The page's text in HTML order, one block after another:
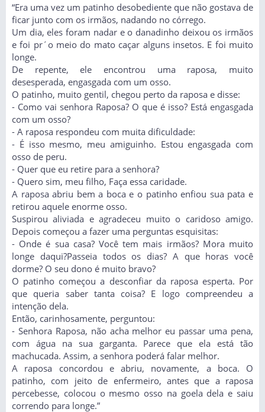
“Era uma vez um patinho desobediente que não gostava de
ficar junto com os irmãos, nadando no córrego.
Um dia, eles foram nadar e o danadinho deixou os irmãos
e foi pr´o meio do mato caçar alguns insetos. E foi muito
longe.
De repente, ele encontrou uma raposa, muito
desesperada, engasgada com um osso.
O patinho, muito gentil, chegou perto da raposa e disse:
- Como vai senhora Raposa? O que é isso? Está engasgada
com um osso?
- A raposa respondeu com muita dificuldade:
- É isso mesmo, meu amiguinho. Estou engasgada com
osso de peru.
- Quer que eu retire para a senhora?
- Quero sim, meu filho, Faça essa caridade.
A raposa abriu bem a boca e o patinho enfiou sua pata e
retirou aquele enorme osso.
Suspirou aliviada e agradeceu muito o caridoso amigo.
Depois começou a fazer uma perguntas esquisitas:
- Onde é sua casa? Você tem mais irmãos? Mora muito
longe daqui?Passeia todos os dias? A que horas você
dorme? O seu dono é muito bravo?
O patinho começou a desconfiar da raposa esperta. Por
que queria saber tanta coisa? E logo compreendeu a
intenção dela.
Então, carinhosamente, perguntou:
- Senhora Raposa, não acha melhor eu passar uma pena,
com água na sua garganta. Parece que ela está tão
machucada. Assim, a senhora poderá falar melhor.
A raposa concordou e abriu, novamente, a boca. O
patinho, com jeito de enfermeiro, antes que a raposa
percebesse, colocou o mesmo osso na goela dela e saiu
correndo para longe.”